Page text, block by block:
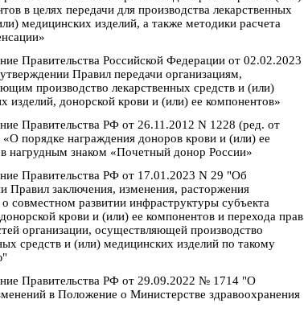
в целях передачи для производства лекарственных
медицинских изделий, а также методики расчета
Правительства Российской Федерации от 02.02.2023
Правил передачи организациям,
производство лекарственных средств и (или)
изделий, донорской крови и (или) ее компонентов»
Правительства РФ от 26.11.2012 N 1228 (ред. от
порядке награждения доноров крови и (или) ее
нагрудным знаком «Почетный донор России»
Правительства РФ от 17.01.2023 N 29 "Об
Правил заключения, изменения, расторжения
совместном развитии инфраструктуры субъекта
крови и (или) ее компонентов и перехода прав
организации, осуществляющей производство
средств и (или) медицинских изделий по такому
Правительства РФ от 29.09.2022 № 1714 "О
в Положение о Министерстве здравоохранения